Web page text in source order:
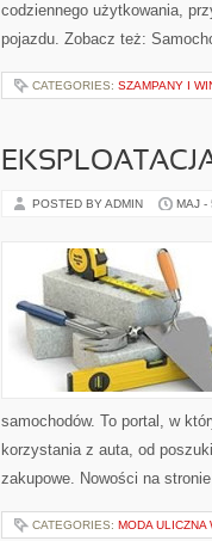
codziennego użytkowania,
pojazdu. Zobacz też:
CATEGORIES: SZAMPANY I
POSTED BY ADMIN MAJ -
samochodów. To portal, w
korzystania z auta, od
zakupowe. Nowości na
CATEGORIES: MODA ULICZNA